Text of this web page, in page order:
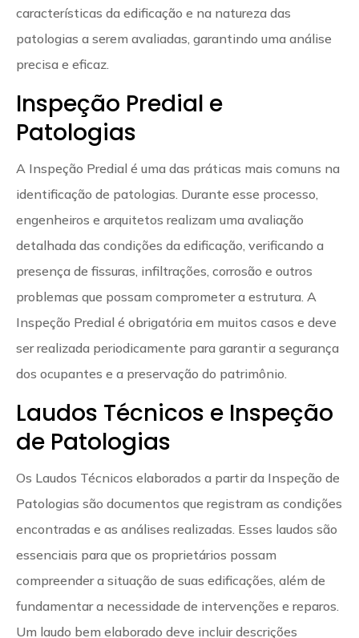
características da edificação e na natureza das
patologias a serem avaliadas, garantindo uma análise
precisa e eficaz.
Inspeção Predial e
Patologias
A Inspeção Predial é uma das práticas mais comuns na
identificação de patologias. Durante esse processo,
engenheiros e arquitetos realizam uma avaliação
detalhada das condições da edificação, verificando a
presença de fissuras, infiltrações, corrosão e outros
problemas que possam comprometer a estrutura. A
Inspeção Predial é obrigatória em muitos casos e deve
ser realizada periodicamente para garantir a segurança
dos ocupantes e a preservação do patrimônio.
Laudos Técnicos e Inspeção
de Patologias
Os Laudos Técnicos elaborados a partir da Inspeção de
Patologias são documentos que registram as condições
encontradas e as análises realizadas. Esses laudos são
essenciais para que os proprietários possam
compreender a situação de suas edificações, além de
fundamentar a necessidade de intervenções e reparos.
Um laudo bem elaborado deve incluir descrições